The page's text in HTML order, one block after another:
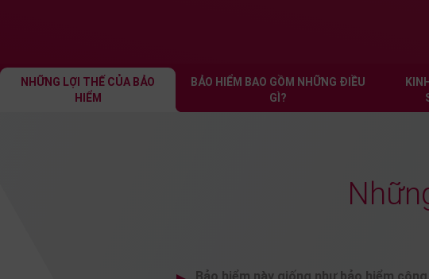
NHỮNG LỢI THẾ CỦA BẢO
HIỂM
BẢO HIỂM BAO GỒM NHỮNG ĐIỀU
GÌ?
Bảo hiểm này giống như bảo hiểm